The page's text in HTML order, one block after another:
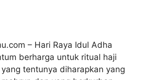
– Hari Raya Idul Adha
berharga untuk ritual haji
tentunya diharapkan yang